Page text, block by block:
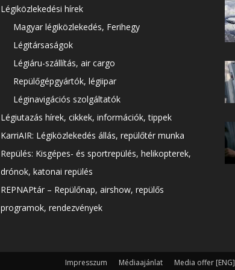
Légiközlekedési hírek
Magyar légiközlekedés, Ferihegy
Légitársaságok
Légiáru-szállítás, air cargo
Repülőgépgyártók, légiipar
Léginavigációs szolgáltatók
Légiutazás hírek, cikkek, információk, tippek
KarriAIR: Légiközlekedés állás, repülőtér munka
Repülés: Kisgépes- és sportrepülés, helikopterek,
drónok, katonai repülés
REPNAPtár – Repülőnap, airshow, repülős
programok, rendezvények
Impresszum Médiaajánlat Media offer [ENG]